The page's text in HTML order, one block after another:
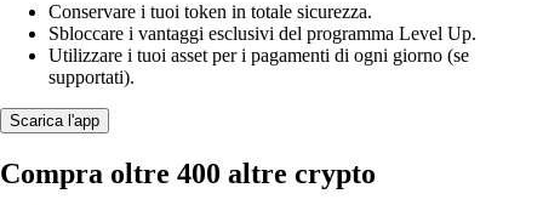
Conservare i tuoi token in totale sicurezza.
Sbloccare i vantaggi esclusivi del programma Level Up.
Utilizzare i tuoi asset per i pagamenti di ogni giorno (se
supportati).
Scarica l'app
Compra oltre 400 altre crypto